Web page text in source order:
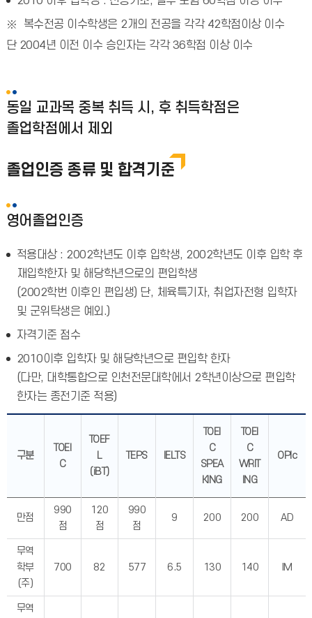
복수전공 이수학생은 2개의 전공을 각각 42학점이상 이수
단 2004년 이전 이수 승인자는 각각 36학점 이상 이수
동일 교과목 중복 취득 시, 후 취득학점은
졸업학점에서 제외
졸업인증 종류 및 합격기준
영어졸업인증
적용대상 : 2002학년도 이후 입학생, 2002학년도 이후 입학 후
재입학한자 및 해당학년으로의 편입학생
(2002학번 이후인 편입생) 단, 체육특기자, 취업자전형 입학자
및 군위탁생은 예외.)
자격기준 점수
2010이후 입학자 및 해당학년으로 편입학 한자
(다만, 대학통합으로 인천전문대학에서 2학년이상으로 편입학
한자는 종전기준 적용)
구분
TOEI
C
TOEF
L
(iBT)
TEPS IELTS
TOEI
C
SPEA
KING
TOEI
C
WRIT
ING
OPIc
만점
990
점
120
점
990
점
9 200 200 AD
무역
학부
(주)
700 82 577 6.5 130 140 IM
무역